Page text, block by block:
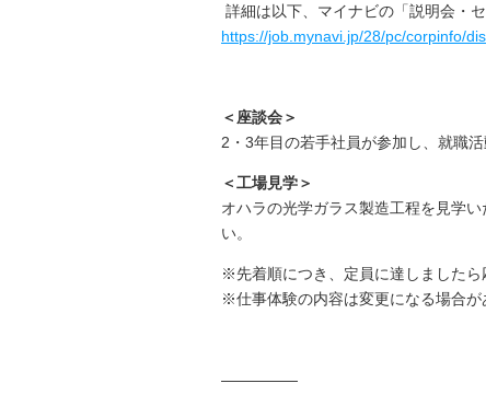
詳細は以下、マイナビの「説明会・
https://job.mynavi.jp/28/pc/corpinfo/
＜座談会＞
2 ・ 3年目の若手社員が参加し、就職
＜工場見学＞
オハラの光学ガラス製造工程を見学
い。
※先着順につき、定員に達しましたら
※仕事体験の内容は変更になる場合が
―――――